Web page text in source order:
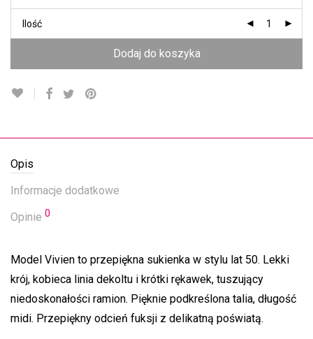
Ilość
Dodaj do koszyka
Opis
Informacje dodatkowe
Opinie 0
Model Vivien to przepiękna sukienka w stylu lat 50. Lekki
krój, kobieca linia dekoltu i krótki rękawek, tuszujący
niedoskonałości ramion. Pięknie podkreślona talia, długość
midi. Przepiękny odcień fuksji z delikatną poświatą.